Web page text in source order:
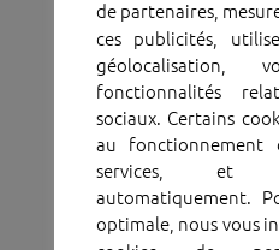
de partenaires,
ces publicités,
fonctionnalités
sociaux. Certains
au
services, et
automatiquement.
optimale, nous vous